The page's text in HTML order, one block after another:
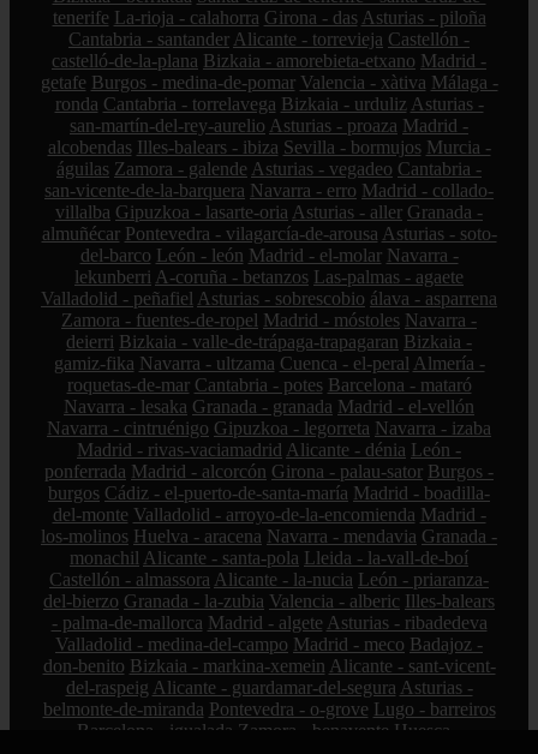
tenerife La-rioja - calahorra Girona - das Asturias - piloña
Cantabria - santander Alicante - torrevieja Castellón -
castelló-de-la-plana Bizkaia - amorebieta-etxano Madrid -
getafe Burgos - medina-de-pomar Valencia - xàtiva Málaga -
ronda Cantabria - torrelavega Bizkaia - urduliz Asturias -
san-martín-del-rey-aurelio Asturias - proaza Madrid -
alcobendas Illes-balears - ibiza Sevilla - bormujos Murcia -
águilas Zamora - galende Asturias - vegadeo Cantabria -
san-vicente-de-la-barquera Navarra - erro Madrid - collado-
villalba Gipuzkoa - lasarte-oria Asturias - aller Granada -
almuñécar Pontevedra - vilagarcía-de-arousa Asturias - soto-
del-barco León - león Madrid - el-molar Navarra -
lekunberri A-coruña - betanzos Las-palmas - agaete
Valladolid - peñafiel Asturias - sobrescobio álava - asparrena
Zamora - fuentes-de-ropel Madrid - móstoles Navarra -
deierri Bizkaia - valle-de-trápaga-trapagaran Bizkaia -
gamiz-fika Navarra - ultzama Cuenca - el-peral Almería -
roquetas-de-mar Cantabria - potes Barcelona - mataró
Navarra - lesaka Granada - granada Madrid - el-vellón
Navarra - cintruénigo Gipuzkoa - legorreta Navarra - izaba
Madrid - rivas-vaciamadrid Alicante - dénia León -
ponferrada Madrid - alcorcón Girona - palau-sator Burgos -
burgos Cádiz - el-puerto-de-santa-maría Madrid - boadilla-
del-monte Valladolid - arroyo-de-la-encomienda Madrid -
los-molinos Huelva - aracena Navarra - mendavia Granada -
monachil Alicante - santa-pola Lleida - la-vall-de-boí
Castellón - almassora Alicante - la-nucia León - priaranza-
del-bierzo Granada - la-zubia Valencia - alberic Illes-balears
- palma-de-mallorca Madrid - algete Asturias - ribadedeva
Valladolid - medina-del-campo Madrid - meco Badajoz -
don-benito Bizkaia - markina-xemein Alicante - sant-vicent-
del-raspeig Alicante - guardamar-del-segura Asturias -
belmonte-de-miranda Pontevedra - o-grove Lugo - barreiros
Barcelona - igualada Zamora - benavente Huesca -